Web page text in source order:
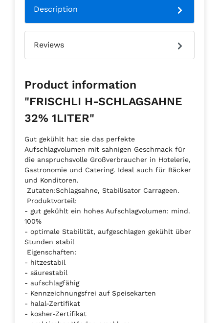
Description
Reviews
Product information
"FRISCHLI H-SCHLAGSAHNE
32% 1LITER"
Gut gekühlt hat sie das perfekte
Aufschlagvolumen mit sahnigen Geschmack für
die anspruchsvolle Großverbraucher in Hotelerie,
Gastronomie und Catering. Ideal auch für Bäcker
und Konditoren.
Zutaten:Schlagsahne, Stabilisator Carrageen.
Produktvorteil:
- gut gekühlt ein hohes Aufschlagvolumen: mind.
100%
- optimale Stabilität, aufgeschlagen gekühlt über
Stunden stabil
Eigenschaften:
- hitzestabil
- säurestabil
- aufschlagfähig
- Kennzeichnungsfrei auf Speisekarten
- halal-Zertifikat
- kosher-Zertifikat